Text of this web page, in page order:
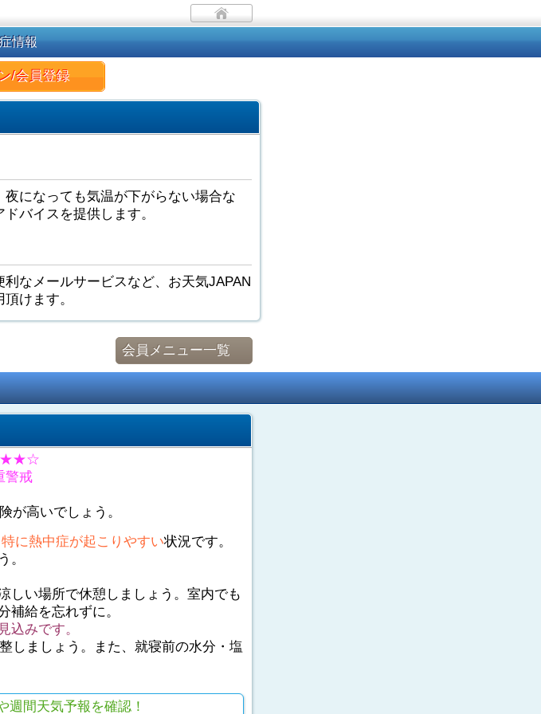
情報
/会員登録
になっても気温が下がらない場合な
バイスを提供します。
なメールサービスなど、お天気JAPAN
けます。
会員メニュー一覧
警戒
が高いでしょう。
に熱中症が起こりやすい状況です。
。
しい場所で休憩しましょう。室内でも
補給を忘れずに。
込みです。
しましょう。また、就寝前の水分・塩
週間天気予報を確認！